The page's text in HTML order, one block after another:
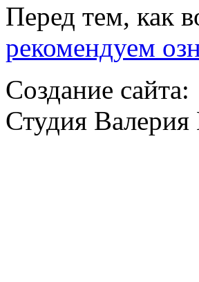
Перед тем, как
рекомендуем
Создание сайта:
Студия Валерия